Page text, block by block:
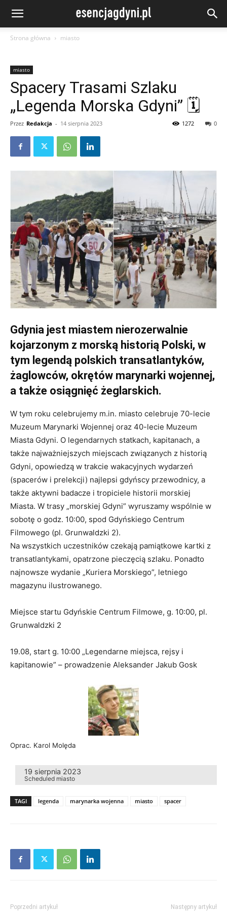
Strona główna miasto
miasto
Spacery Trasami Szlaku
„Legenda Morska Gdyni” 🗓
Przez Redakcja - 14 sierpnia 2023 0
1272
Gdynia jest miastem nierozerwalnie
kojarzonym z morską historią Polski, w
tym legendą polskich transatlantyków,
żaglowców, okrętów marynarki wojennej,
a także osiągnięć żeglarskich.
W tym roku celebrujemy m.in. miasto celebruje 70-lecie
Muzeum Marynarki Wojennej oraz 40-lecie Muzeum
Miasta Gdyni. O legendarnych statkach, kapitanach, a
także najważniejszych miejscach związanych z historią
Gdyni, opowiedzą w trakcie wakacyjnych wydarzeń
(spacerów i prelekcji) najlepsi gdyńscy przewodnicy, a
także aktywni badacze i tropiciele historii morskiej
Miasta. W trasy „morskiej Gdyni” wyruszamy wspólnie w
sobotę o godz. 10:00, spod Gdyńskiego Centrum
Filmowego (pl. Grunwaldzki 2).
Na wszystkich uczestników czekają pamiątkowe kartki z
transatlantykami, opatrzone pieczęcią szlaku. Ponadto
najnowsze wydanie „Kuriera Morskiego”, letniego
magazynu ilustrowanego.
Miejsce startu Gdyńskie Centrum Filmowe, g. 10:00, pl.
Grunwaldzki 2
19.08, start g. 10:00 „Legendarne miejsca, rejsy i
kapitanowie” – prowadzenie Aleksander Jakub Gosk
Oprac. Karol Molęda
19 sierpnia 2023
Scheduled miasto
TAGI legenda marynarka wojenna miasto spacer
Poprzedni artykuł Następny artykuł